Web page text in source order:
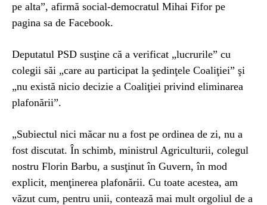
pe alta”, afirmă social-democratul Mihai Fifor pe
pagina sa de Facebook.
Deputatul PSD susţine că a verificat „lucrurile” cu
colegii săi „care au participat la şedinţele Coaliţiei” şi
„nu există nicio decizie a Coaliţiei privind eliminarea
plafonării”.
„Subiectul nici măcar nu a fost pe ordinea de zi, nu a
fost discutat. În schimb, ministrul Agriculturii, colegul
nostru Florin Barbu, a susţinut în Guvern, în mod
explicit, menţinerea plafonării. Cu toate acestea, am
văzut cum, pentru unii, contează mai mult orgoliul de a